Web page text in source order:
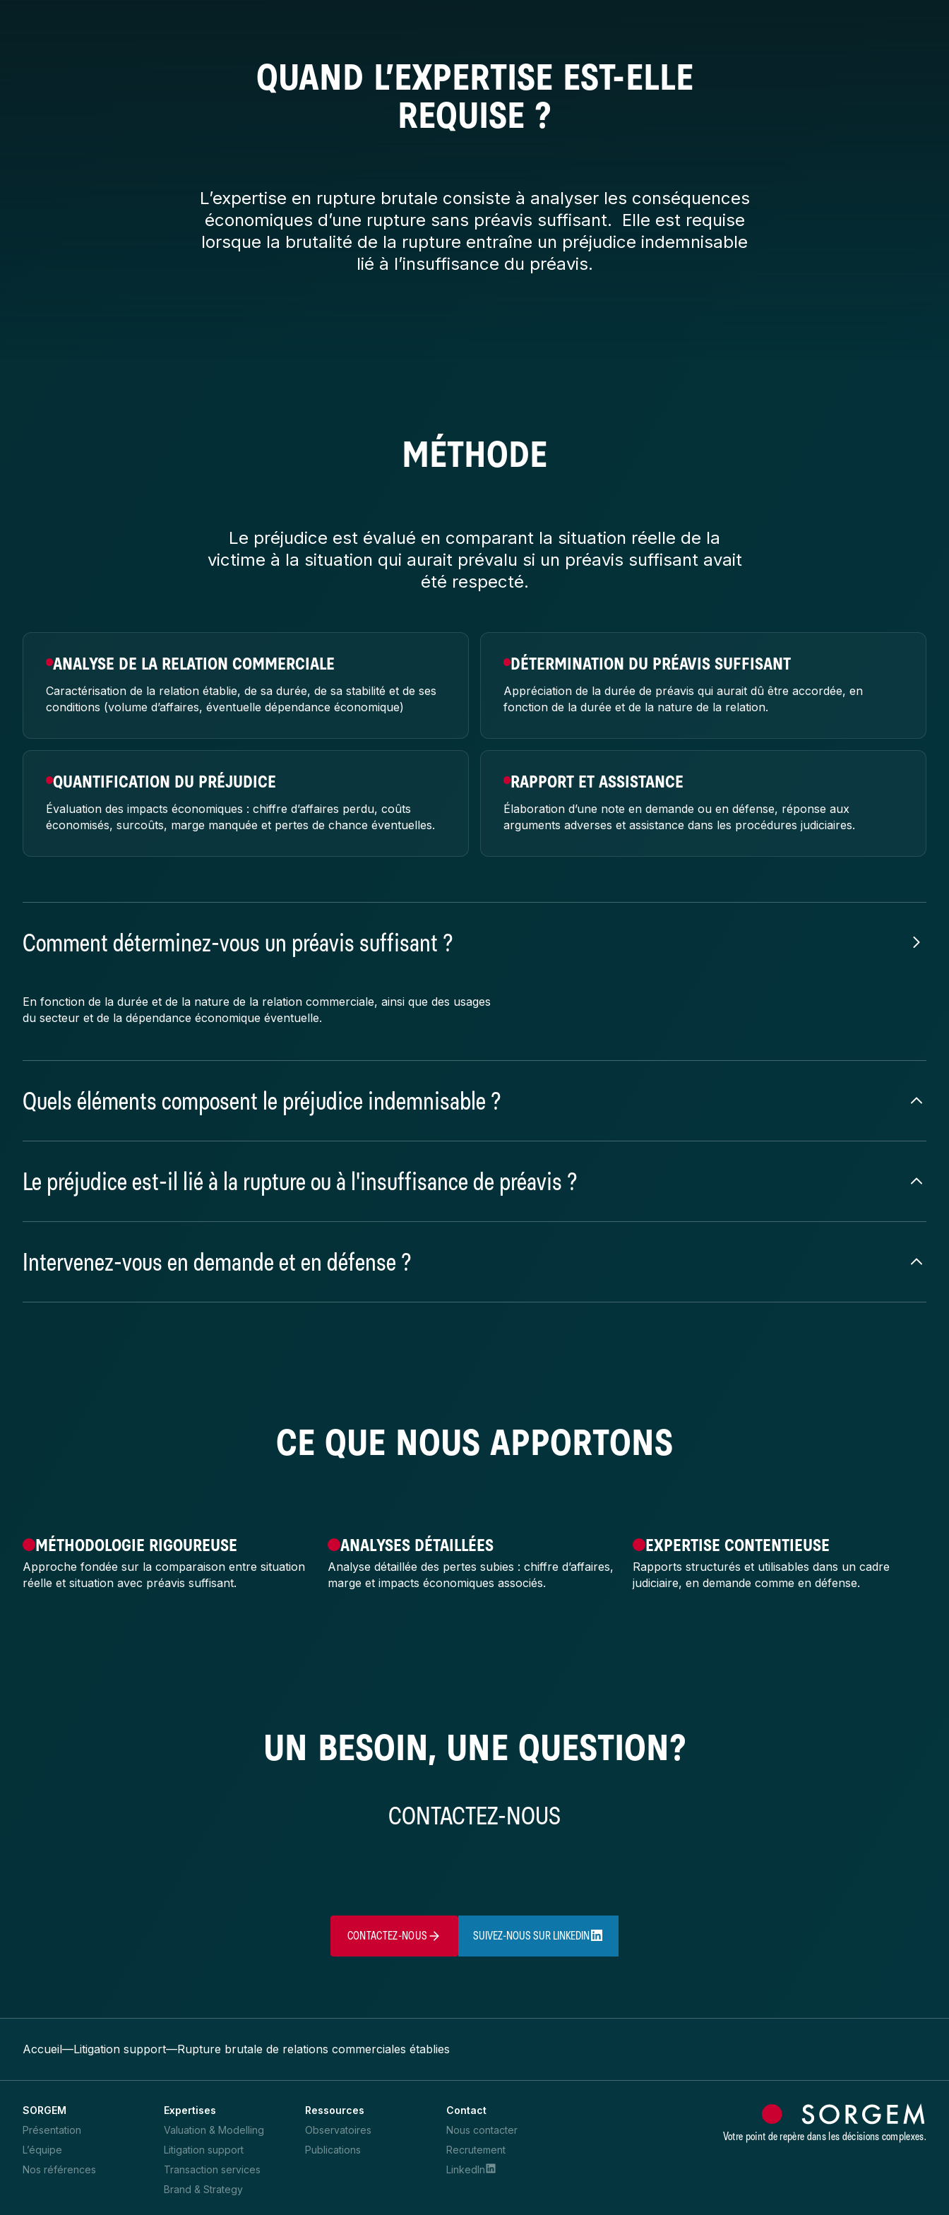
QUAND L’EXPERTISE EST-ELLE
REQUISE ?
L’expertise en rupture brutale consiste à analyser les conséquences
économiques d’une rupture sans préavis suffisant. Elle est requise
lorsque la brutalité de la rupture entraîne un préjudice indemnisable
lié à l’insuffisance du préavis.
MÉTHODE
Le préjudice est évalué en comparant la situation réelle de la
victime à la situation qui aurait prévalu si un préavis suffisant avait
été respecté.
ANALYSE DE LA RELATION COMMERCIALE
Caractérisation de la relation établie, de sa durée, de sa stabilité et de ses
conditions (volume d’affaires, éventuelle dépendance économique)
DÉTERMINATION DU PRÉAVIS SUFFISANT
Appréciation de la durée de préavis qui aurait dû être accordée, en
fonction de la durée et de la nature de la relation.
QUANTIFICATION DU PRÉJUDICE
Évaluation des impacts économiques : chiffre d’affaires perdu, coûts
économisés, surcoûts, marge manquée et pertes de chance éventuelles.
RAPPORT ET ASSISTANCE
Élaboration d’une note en demande ou en défense, réponse aux
arguments adverses et assistance dans les procédures judiciaires.
Comment déterminez-vous un préavis suffisant ?
En fonction de la durée et de la nature de la relation commerciale, ainsi que des usages
du secteur et de la dépendance économique éventuelle.
Quels éléments composent le préjudice indemnisable ?
économisés, les surcoûts et les pertes de chance.
Le préjudice est-il lié à la rupture ou à l'insuffisance de préavis ?
même, mais uniquement sur l’insuffisance du préavis accordé.
Intervenez-vous en demande et en défense ?
CE QUE NOUS APPORTONS
MÉTHODOLOGIE RIGOUREUSE
Approche fondée sur la comparaison entre situation
réelle et situation avec préavis suffisant.
ANALYSES DÉTAILLÉES
Analyse détaillée des pertes subies : chiffre d’affaires,
marge et impacts économiques associés.
EXPERTISE CONTENTIEUSE
Rapports structurés et utilisables dans un cadre
judiciaire, en demande comme en défense.
UN BESOIN, UNE QUESTION?
CONTACTEZ-NOUS
CONTACTEZ-NOUS SUIVEZ-NOUS SUR LINKEDIN
Accueil—Litigation support—Rupture brutale de relations commerciales établies
SORGEM
Présentation
L’équipe
Nos références
Expertises
Valuation & Modelling
Litigation support
Transaction services
Brand & Strategy
Ressources
Observatoires
Publications
Contact
Nous contacter
Recrutement
LinkedIn
Votre point de repère dans les décisions complexes.